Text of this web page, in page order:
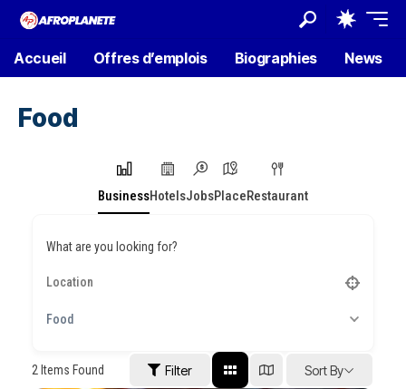
Accueil Offres d’emplois Biographies News
Food
BusinessHotelsJobsPlaceRestaurant
What are you looking for?
Food
2 Items Found Filter Sort By